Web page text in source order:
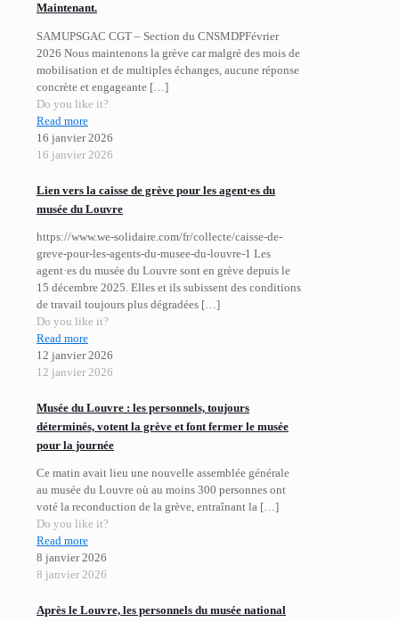
Maintenant.
SAMUPSGAC CGT – Section du CNSMDPFévrier
2026 Nous maintenons la grève car malgré des mois de
mobilisation et de multiples échanges, aucune réponse
concrète et engageante […]
Do you like it?
Read more
16 janvier 2026
16 janvier 2026
Lien vers la caisse de grève pour les agent·es du
musée du Louvre
https://www.we-solidaire.com/fr/collecte/caisse-de-
greve-pour-les-agents-du-musee-du-louvre-1 Les
agent·es du musée du Louvre sont en grève depuis le
15 décembre 2025. Elles et ils subissent des conditions
de travail toujours plus dégradées […]
Do you like it?
Read more
12 janvier 2026
12 janvier 2026
Musée du Louvre : les personnels, toujours
déterminés, votent la grève et font fermer le musée
pour la journée
Ce matin avait lieu une nouvelle assemblée générale
au musée du Louvre où au moins 300 personnes ont
voté la reconduction de la grève, entraînant la […]
Do you like it?
Read more
8 janvier 2026
8 janvier 2026
Après le Louvre, les personnels du musée national